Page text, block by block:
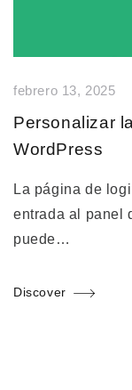
febrero 13, 2025
Personalizar
WordPress
La página de
entrada al panel
puede…
Discover